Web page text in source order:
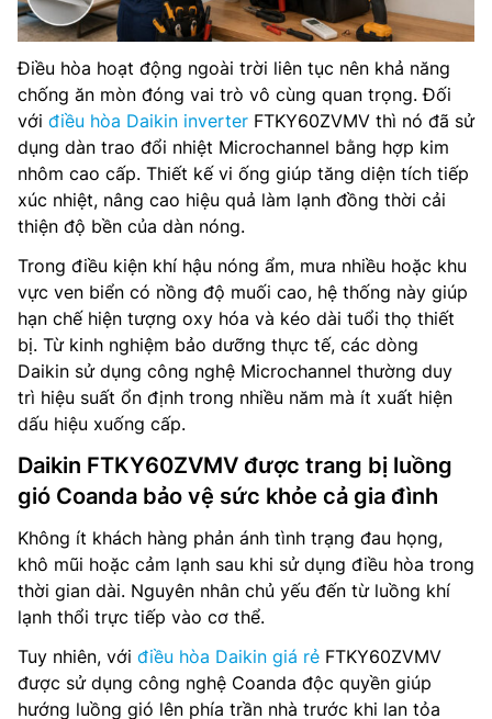
Điều hòa hoạt động ngoài trời liên tục nên khả năng
chống ăn mòn đóng vai trò vô cùng quan trọng. Đối
với điều hòa Daikin inverter FTKY60ZVMV thì nó đã sử
dụng dàn trao đổi nhiệt Microchannel bằng hợp kim
nhôm cao cấp. Thiết kế vi ống giúp tăng diện tích tiếp
xúc nhiệt, nâng cao hiệu quả làm lạnh đồng thời cải
thiện độ bền của dàn nóng.
Trong điều kiện khí hậu nóng ẩm, mưa nhiều hoặc khu
vực ven biển có nồng độ muối cao, hệ thống này giúp
hạn chế hiện tượng oxy hóa và kéo dài tuổi thọ thiết
bị. Từ kinh nghiệm bảo dưỡng thực tế, các dòng
Daikin sử dụng công nghệ Microchannel thường duy
trì hiệu suất ổn định trong nhiều năm mà ít xuất hiện
dấu hiệu xuống cấp.
Daikin FTKY60ZVMV được trang bị luồng
gió Coanda bảo vệ sức khỏe cả gia đình
Không ít khách hàng phản ánh tình trạng đau họng,
khô mũi hoặc cảm lạnh sau khi sử dụng điều hòa trong
thời gian dài. Nguyên nhân chủ yếu đến từ luồng khí
lạnh thổi trực tiếp vào cơ thể.
Tuy nhiên, với điều hòa Daikin giá rẻ FTKY60ZVMV
được sử dụng công nghệ Coanda độc quyền giúp
hướng luồng gió lên phía trần nhà trước khi lan tỏa